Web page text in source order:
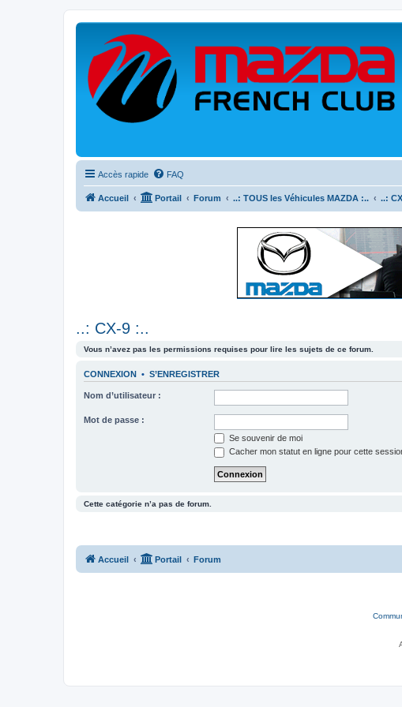
Accès rapide FAQ
Accueil Portail Forum ..: TOUS les Véhicules MAZDA :.. ..:
..: CX-9 :..
Vous n’avez pas les permissions requises pour lire les sujets de ce forum.
CONNEXION • S’ENREGISTRER
Nom d’utilisateur :
Mot de passe :
Se souvenir de moi
Cacher mon statut en ligne pour cette
Cette catégorie n’a pas de forum.
Accueil Portail Forum